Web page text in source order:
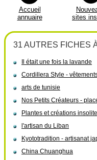
Accueil
annuaire
sites
31 AUTRES FICHES
Il était une fois la lavande
Cordillera Style -
arts de tunisie
Nos Petits Créateurs -
Plantes et créations
l'artisan du Liban
Kyototradition - artisanat
China Chuanghua